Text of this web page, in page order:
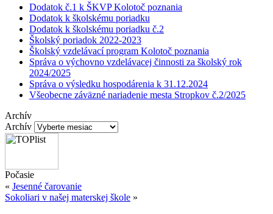
Dodatok č.1 k ŠKVP Kolotoč poznania
Dodatok k školskému poriadku
Dodatok k školskému poriadku č.2
Školský poriadok 2022-2023
Školský vzdelávací program Kolotoč poznania
Správa o výchovno vzdelávacej činnosti za školský rok
2024/2025
Správa o výsledku hospodárenia k 31.12.2024
Všeobecne záväzné nariadenie mesta Stropkov č.2/2025
Archív
Archív
Počasie
« Jesenné čarovanie
Sokoliari v našej materskej škole »